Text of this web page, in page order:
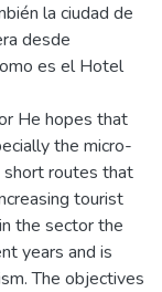
la ciudad de
desde
es el Hotel
He hopes that
the micro-
routes that
tourist
the sector the
years and is
The objectives